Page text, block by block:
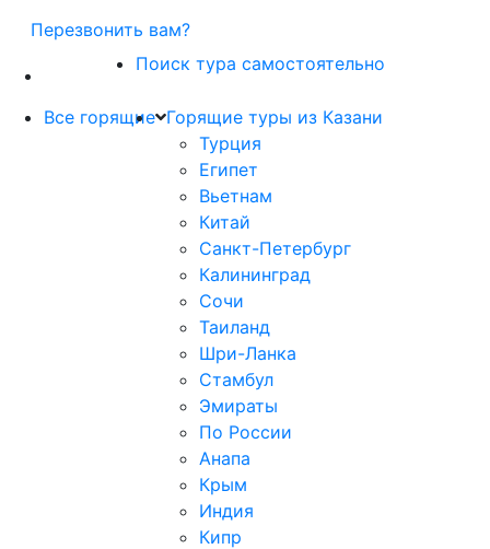
Перезвонить вам?
Поиск тура самостоятельно
Все горящие Горящие туры из Казани
Турция
Египет
Вьетнам
Китай
Санкт-Петербург
Калининград
Сочи
Таиланд
Шри-Ланка
Стамбул
Эмираты
По России
Анапа
Крым
Индия
Кипр